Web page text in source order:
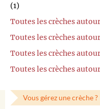
(1)
Toutes les crèches
Toutes les crèches
Toutes les crèches
Toutes les crèches
Vous gérez une crèche ?